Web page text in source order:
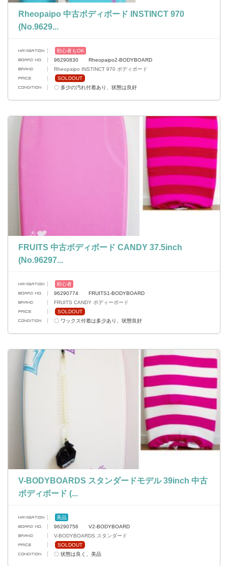
Rheopaipo 中古ボディボード INSTINCT 970
(No.9629...
初心者もOK
96290830 Rheopaipo2-BODYBOARD
Rheopaipo INSTINCT 970 ボディボード
SOLDOUT
〇 多少の汚れ付着あり、状態は良好
FRUITS 中古ボディボード CANDY 37.5inch
(No.96297...
初心者
96290774 FRUITS1-BODYBOARD
FRUITS CANDY ボディーボード
SOLDOUT
〇 ワックス付着は多少あり、状態良好
V-BODYBOARDS スタンダードモデル 39inch 中古
ボディボード (...
美品
96290756 V2-BODYBOARD
V-BODYBOARDS スタンダード
SOLDOUT
〇 状態は良く、美品